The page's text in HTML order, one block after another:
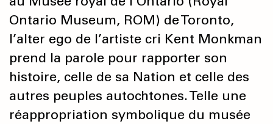
Ontario Museum, ROM) de Toronto,
l’alter ego de l’artiste cri Kent Monkman
prend la parole pour rapporter son
histoire, celle de sa Nation et celle des
autres peuples autochtones. Telle une
réappropriation symbolique du musée